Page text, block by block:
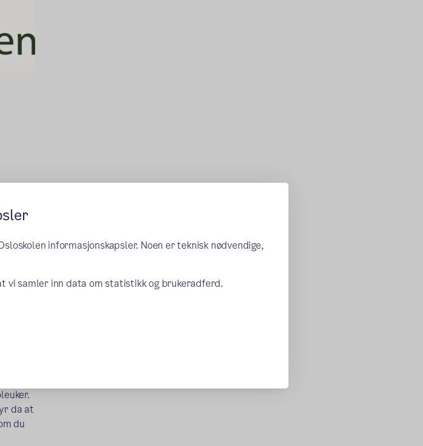
informasjonskapsler. Noen er teknisk nødvendige,
vi samler inn data om statistikk og brukeradferd.
kun
kan
da at
du